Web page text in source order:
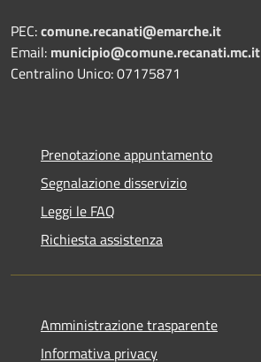
PEC:comune.recanati@emarche.it
Email: municipio@comune.recanati.mc.it
Centralino Unico: 07175871
Prenotazione appuntamento
Segnalazione disservizio
Leggi le FAQ
Richiesta assistenza
Amministrazione trasparente
Informativa privacy